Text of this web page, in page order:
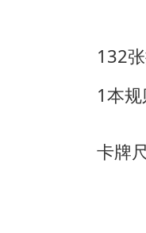
132
1本规
卡牌